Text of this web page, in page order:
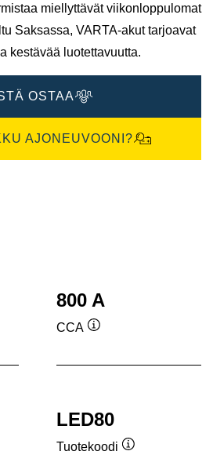
miellyttävät viikonloppulomat
Saksassa, VARTA-akut tarjoavat
kestävää luotettavuutta.​
OSTAA
AJONEUVOONI?
800 A
CCA
LED80
Tuotekoodi